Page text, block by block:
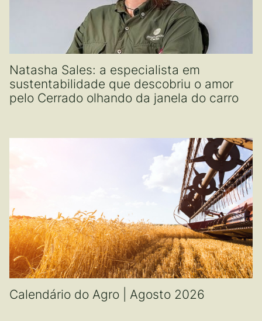
Natasha Sales: a especialista em
sustentabilidade que descobriu o amor
pelo Cerrado olhando da janela do carro
Calendário do Agro | Agosto 2026